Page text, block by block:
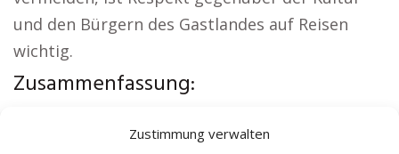
Zustimmung verwalten
und den Bürgern des Gastlandes auf Reisen
wichtig.
Zusammenfassung:
Sicherheitsdienst Bludenz| Versicherung